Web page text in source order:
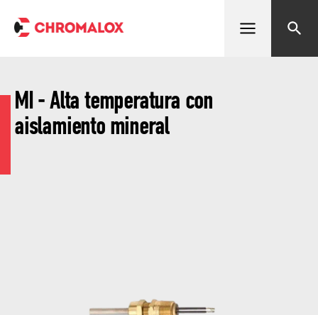
Abrir menúBuscar
MI - Alta temperatura con
aislamiento mineral